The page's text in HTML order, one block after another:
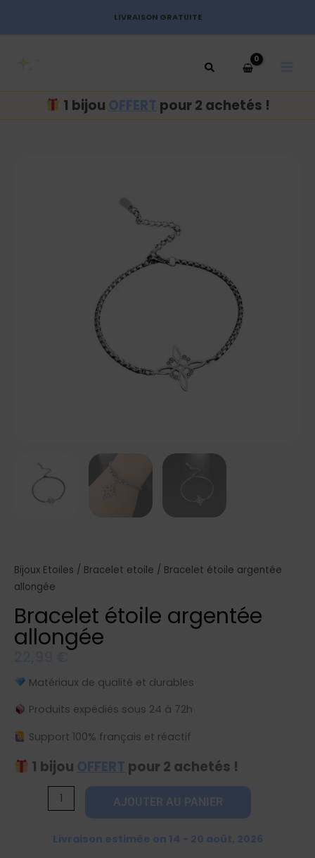
LIVRAISON GRATUITE
1 bijou OFFERT pour 2 achetés !
Bijoux Etoiles / Bracelet etoile / Bracelet étoile argentée
allongée
Bracelet étoile argentée
allongée
Matériaux de qualité et durables
Produits expédiés sous 24 à 72h
Support 100% français et réactif
1 bijou OFFERT pour 2 achetés !
quantité
Bracelet
AJOUTER AU PANIER
Livraison estimée on 14 - 20 août, 2026